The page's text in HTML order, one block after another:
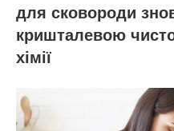
для сковороди
кришталевою
хімії